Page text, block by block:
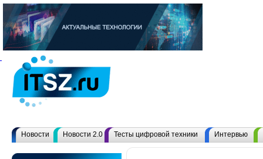
Новости Новости 2.0 Тесты цифровой техники Интервью